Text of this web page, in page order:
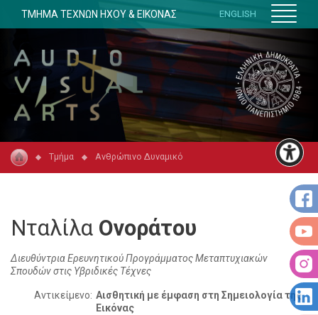
ΤΜΗΜΑ ΤΕΧΝΩΝ ΗΧΟΥ & ΕΙΚΟΝΑΣ ENGLISH
Τμήμα Ανθρώπινο Δυναμικό
Νταλίλα Ονοράτου
Διευθύντρια Ερευνητικού Προγράμματος Μεταπτυχιακών
Σπουδών στις Υβριδικές Τέχνες
Αντικείμενο: Αισθητική με έμφαση στη Σημειολογία της
Εικόνας